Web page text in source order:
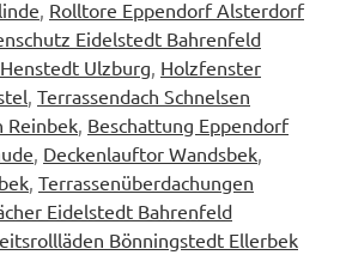
, Rolltore Eppendorf Alsterdorf
Eidelstedt Bahrenfeld
Ulzburg, Holzfenster
, Terrassendach Schnelsen
Reinbek, Beschattung Eppendorf
, Deckenlauftor Wandsbek,
, Terrassenüberdachungen
Eidelstedt Bahrenfeld
Bönningstedt Ellerbek